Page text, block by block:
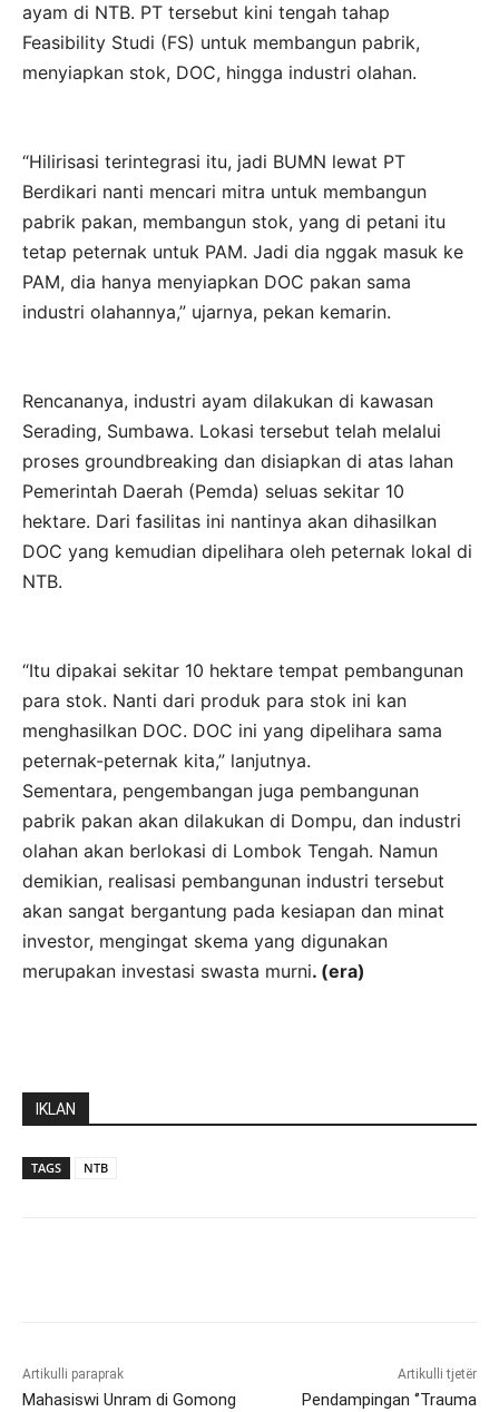
ayam di NTB. PT tersebut kini tengah tahap
Feasibility Studi (FS) untuk membangun pabrik,
menyiapkan stok, DOC, hingga industri olahan.
“Hilirisasi terintegrasi itu, jadi BUMN lewat PT
Berdikari nanti mencari mitra untuk membangun
pabrik pakan, membangun stok, yang di petani itu
tetap peternak untuk PAM. Jadi dia nggak masuk ke
PAM, dia hanya menyiapkan DOC pakan sama
industri olahannya,” ujarnya, pekan kemarin.
Rencananya, industri ayam dilakukan di kawasan
Serading, Sumbawa. Lokasi tersebut telah melalui
proses groundbreaking dan disiapkan di atas lahan
Pemerintah Daerah (Pemda) seluas sekitar 10
hektare. Dari fasilitas ini nantinya akan dihasilkan
DOC yang kemudian dipelihara oleh peternak lokal di
NTB.
“Itu dipakai sekitar 10 hektare tempat pembangunan
para stok. Nanti dari produk para stok ini kan
menghasilkan DOC. DOC ini yang dipelihara sama
peternak-peternak kita,” lanjutnya.
Sementara, pengembangan juga pembangunan
pabrik pakan akan dilakukan di Dompu, dan industri
olahan akan berlokasi di Lombok Tengah. Namun
demikian, realisasi pembangunan industri tersebut
akan sangat bergantung pada kesiapan dan minat
investor, mengingat skema yang digunakan
merupakan investasi swasta murni. (era)
IKLAN
TAGS NTB
Artikulli paraprak
Mahasiswi Unram di Gomong
Artikulli tjetër
Pendampingan ‘’Trauma